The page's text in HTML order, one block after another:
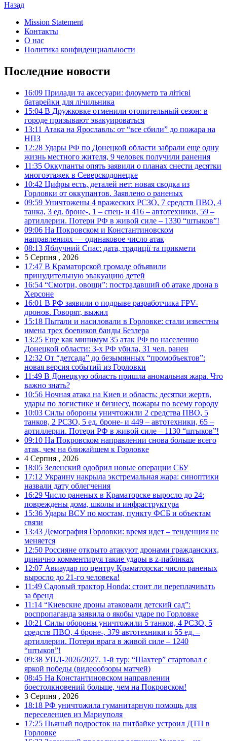
Назад
Mission Statement
Контакты
О нас
Политика конфиденциальности
Последние новости
16:09 Прилади та аксесуари: флоуметр та літієві
батарейки для лічильника
15:04 В Дружковке отменили отопительный сезон: в
городе призывают эвакуироваться
13:11 Атака на Ярославль: от “все сбили” до пожара на
НПЗ
12:28 Удары РФ по Донецкой области забрали еще одну
жизнь местного жителя, 9 человек получили ранения
11:35 Оккупанты опять заявили о планах снести десятки
многоэтажек в Северскодонецке
10:42 Цифры есть, деталей нет: новая сводка из
Горловки от оккупантов. Заявлено о раненых
09:59 Уничтожены 4 вражеских РСЗО, 7 средств ПВО, 4
танка, 3 ед. броне-, 1 – спец- и 416 – автотехники, 59 –
артиллерии. Потери РФ в живой силе – 1330 “штыков”!
09:06 На Покровском и Константиновском
направлениях — одинаковое число атак
08:13 Яблучний Спас: дата, традиції та прикмети
5 Серпня , 2026
17:47 В Краматорской громаде объявили
принудительную эвакуацию детей
16:54 “Смотри, овощи”: пострадавший об атаке дрона в
Херсоне
16:01 В РФ заявили о подрыве разработчика FPV-
дронов. Говорят, выжил
15:18 Пытали и насиловали в Горловке: стали известны
имена трех боевиков банды Безлера
13:25 Еще как минимум 35 атак РФ по населению
Донецкой области: 3-х РФ убила, 31 чел. ранен
12:32 От “детсада” до безымянных “промобъектов”:
новая версия событий из Горловки
11:49 В Донецкую область пришла аномальная жара. Что
важно знать?
10:56 Ночная атака на Киев и область: десятки жертв,
удары по логистике и бизнесу, пожары по всему городу
10:03 Силы обороны уничтожили 2 средства ПВО, 5
танков, 2 РСЗО, 5 ед. броне- и 449 – автотехники, 65 –
артиллерии. Потери РФ в живой силе – 1130 “штыков”!
09:10 На Покровском направлении снова больше всего
атак, чем на ближайшем к Горловке
4 Серпня , 2026
18:05 Зеленский одобрил новые операции СБУ
17:12 Украину накрыла экстремальная жара: синоптики
назвали дату облегчения
16:29 Число раненых в Краматорске выросло до 24:
повреждены дома, школы и инфраструктура
15:36 Удары ВСУ по мостам, пункту ФСБ и объектам
связи
13:43 Демография Горловки: время идет – тенденция не
меняется
12:50 Россияне открыто атакуют дронами гражданских,
цинично комментируя такие удары в z-пабликах
12:07 Авиаудар по центру Краматорска: число раненых
выросло до 21-го человека!
11:49 Садовый трактор Honda: стоит ли переплачивать
за бренд
11:14 “Киевские дроны атаковали детский сад”:
роспропаганда заявила о якобы ударе по Горловке
10:21 Силы обороны уничтожили 5 танков, 4 РСЗО, 5
средств ПВО, 4 броне-, 379 автотехники и 55 ед. –
артиллерии. Потери врага в живой силе – 1240
“штыков”!
09:38 УПЛ-2026/2027. 1-й тур: “Шахтер” стартовал с
яркой победы (видеообзоры матчей)
08:45 На Константиновском направлении
боестолкновений больше, чем на Покровском!
3 Серпня , 2026
18:18 РФ уничтожила гуманитарную помощь для
переселенцев из Мариуполя
17:25 Пьяный подросток на питбайке устроил ДТП в
Горловке